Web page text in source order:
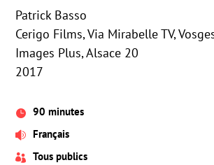
Patrick Basso
Cerigo Films, Via Mirabelle TV,
Images Plus, Alsace 20
2017
 90 minutes
 Français
 Tous publics